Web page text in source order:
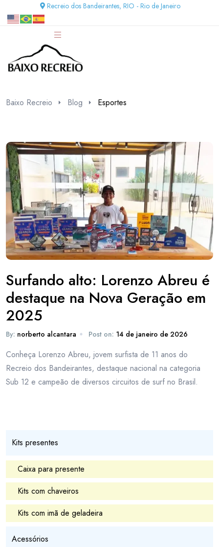
Recreio dos Bandeirantes, RIO - Rio de Janeiro
Baixo Recreio Blog Esportes
By: norberto alcantara Post on: 14 de janeiro de 2026
Surfando alto: Lorenzo Abreu é
destaque na Nova Geração em
2025
Conheça Lorenzo Abreu, jovem surfista de 11 anos do
Recreio dos Bandeirantes, destaque nacional na categoria
Sub 12 e campeão de diversos circuitos de surf no Brasil.
Kits presentes
Caixa para presente
Kits com chaveiros
Kits com imã de geladeira
Acessórios